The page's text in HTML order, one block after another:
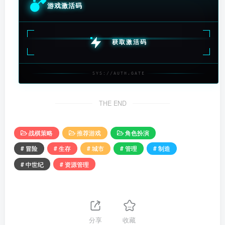
游戏激活码
获取激活码
SYS://AUTH.GATE
THE END
战棋策略 推荐游戏
角色扮演
# 冒险
# 生存 # 城市 # 管理
# 制造
# 中世纪
# 资源管理
分享 收藏